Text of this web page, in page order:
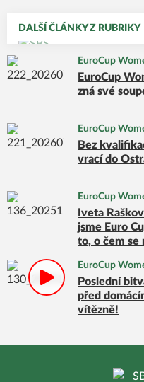
DALŠÍ ČLÁNKY Z RUBRIKY
EuroCup
EuroCup
zná své
EuroCup
Bez
vrací do
EuroCup
Iveta
jsme Euro
to, o čem se
EuroCup
Poslední
před
vítězně!